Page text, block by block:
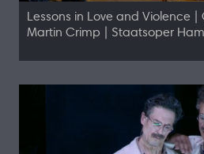
Lessons in Love and Violence |
Martin Crimp | Staatsoper